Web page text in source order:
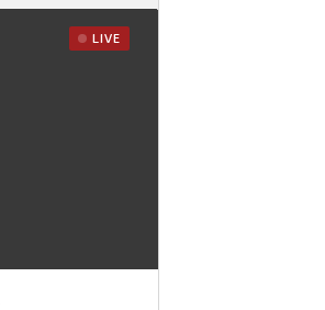
LIVE